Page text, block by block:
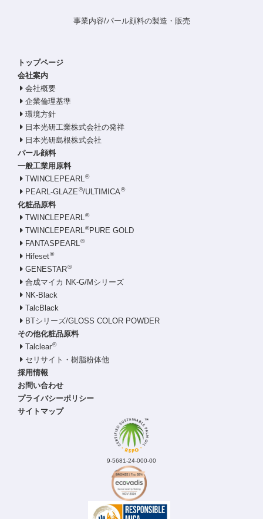
事業内容/パール顔料の製造・販売
トップページ
会社案内
会社概要
企業倫理基準
環境方針
日本光研工業株式会社の発祥
日本光研島根株式会社
パール顔料
一般工業用原料
TWINCLEPEARL
®
PEARL-GLAZE®/ULTIMICA®
化粧品原料
TWINCLEPEARL
®
TWINCLEPEARL ®PURE GOLD
FANTASPEARL
®
Hifeset®
GENESTAR®
合成マイカ NK-G/Mシリーズ
NK-Black
TalcBlack
BTシリーズ/GLOSS COLOR POWDER
その他化粧品原料
Talclear®
セリサイト・樹脂粉体他
採用情報
お問い合わせ
プライバシーポリシー
サイトマップ
9-5681-24-000-00